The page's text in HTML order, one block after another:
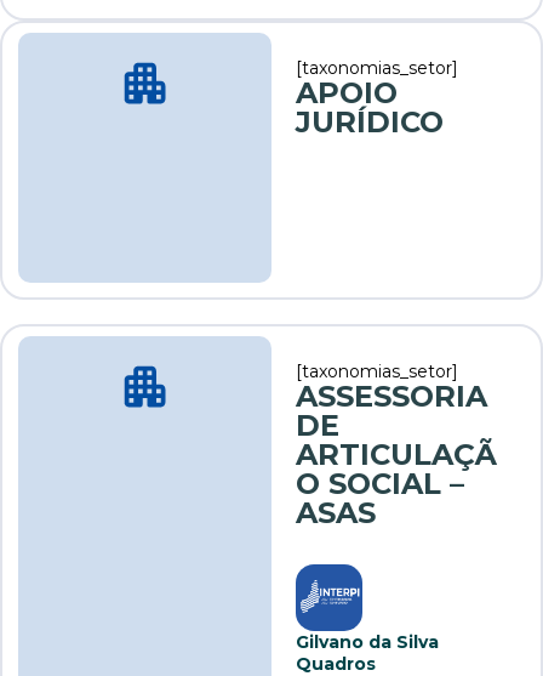
[taxonomias_setor]
APOIO
JURÍDICO
[taxonomias_setor]
ASSESSORIA
DE
ARTICULAÇÃ
O SOCIAL –
ASAS
Gilvano da Silva
Quadros